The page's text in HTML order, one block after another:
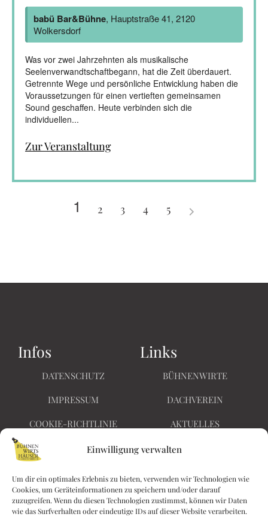
Einwilligung verwalten
Um dir ein optimales Erlebnis zu bieten, verwenden wir Technologien wie
Cookies, um Geräteinformationen zu speichern und/oder darauf
zuzugreifen. Wenn du diesen Technologien zustimmst, können wir Daten
wie das Surfverhalten oder eindeutige IDs auf dieser Website verarbeiten.
babü Bar&Bühne, Hauptstraße 41, 2120
Wolkersdorf
Was vor zwei Jahrzehnten als musikalische
Seelenverwandtschaftbegann, hat die Zeit überdauert.
Getrennte Wege und persönliche Entwicklung haben die
Voraussetzungen für einen vertieften gemeinsamen
Sound geschaffen. Heute verbinden sich die
individuellen...
Zur Veranstaltung
1 2 3 4 5
Infos
DATENSCHUTZ
IMPRESSUM
COOKIE-RICHTLINIE
BARRIEREFREIHEIT
Links
BÜHNENWIRTE
DACHVEREIN
AKTUELLES
KONTAKT
Kaiserin Elisabethstraße
Nichts